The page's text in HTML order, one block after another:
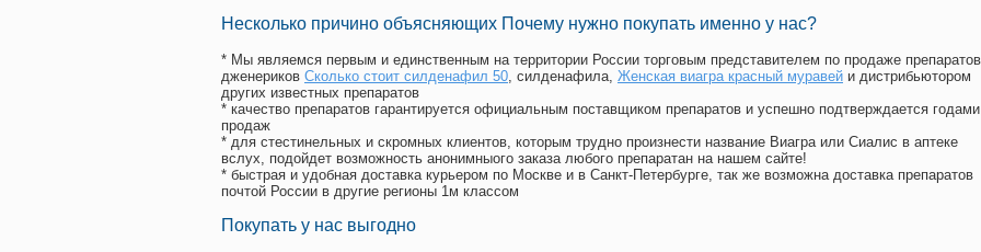
Несколько причино объясняющих Почему нужно покупать именно у нас?
* Мы являемся первым и единственным на территории России торговым представителем по продаже препаратов
дженериков Сколько стоит силденафил 50, силденафила, Женская виагра красный муравей и дистрибьютором
других известных препаратов
* качество препаратов гарантируется официальным поставщиком препаратов и успешно подтверждается годами
продаж
* для стестинельных и скромных клиентов, которым трудно произнести название Виагра или Сиалис в аптеке
вслух, подойдет возможность анонимныого заказа любого препаратан на нашем сайте!
* быстрая и удобная доставка курьером по Москве и в Санкт-Петербурге, так же возможна доставка препаратов
почтой России в другие регионы 1м классом
Покупать у нас выгодно